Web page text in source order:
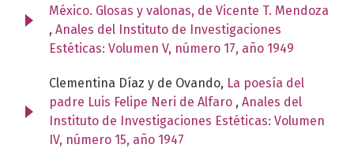
México. Glosas y valonas, de Vicente T. Mendoza
, Anales del Instituto de Investigaciones
Estéticas: Volumen V, número 17, año 1949
Clementina Díaz y de Ovando, La poesía del
padre Luis Felipe Neri de Alfaro , Anales del
Instituto de Investigaciones Estéticas: Volumen
IV, número 15, año 1947